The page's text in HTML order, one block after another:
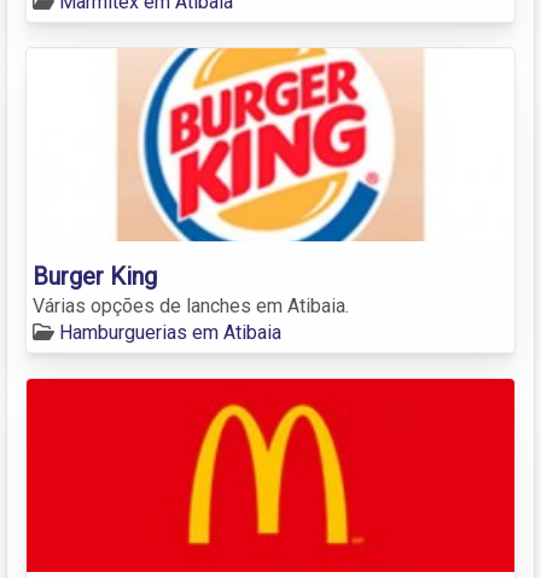
Burger King
Várias opções de lanches em Atibaia.
Hamburguerias em Atibaia